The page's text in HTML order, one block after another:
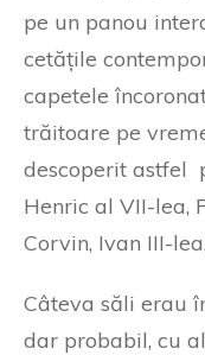
pe un panou
cetățile
capetele
trăitoare pe
descoperit astfel
Henric al VII-lea,
Corvin, Ivan III-
Câteva săli erau
dar probabil, cu